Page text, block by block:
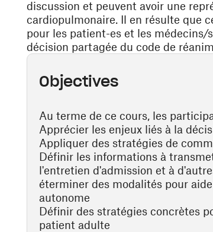
discussion et peuvent avoir une
cardiopulmonaire. Il en résulte que
pour les patient-es et les
décision partagée du code de
Objectives
Au terme de ce cours, les
Apprécier les enjeux liés à la
Appliquer des stratégies de
Définir les informations à
l'entretien d'admission et à
éterminer des modalités pour
autonome
Définir des stratégies concrètes
patient adulte